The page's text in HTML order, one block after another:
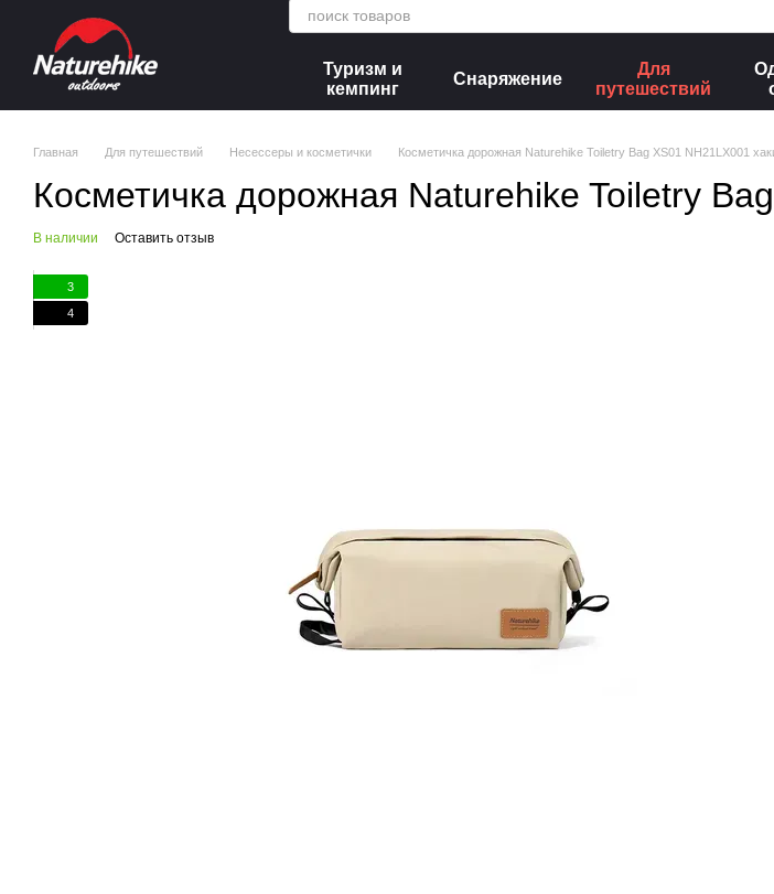
Перейти к основному контенту
Туризм и
кемпинг
Снаряжение
Для
путешествий
Главная Для путешествий Несессеры и косметички Косметичка дорожная Naturehike Toiletry Bag XS01 NH21LX001
Косметичка дорожная Naturehike Toiletry
В наличии Оставить отзыв
3
4